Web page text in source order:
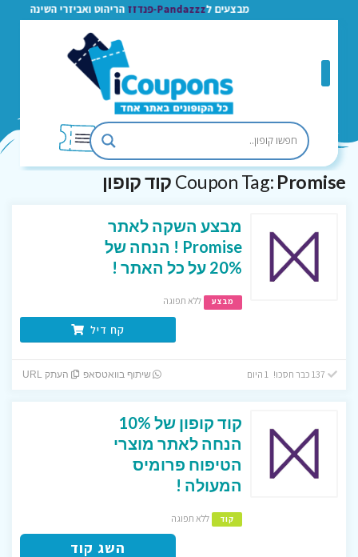
מבצעים ל Pandazzz-פנדזז הריהוט ואביזרי השינה
Coupon Tag: Promise קוד קופון
מבצע השקה לאתר
Promise ! הנחה של
20% על כל האתר !
מבצע ללא תפוגה
קח דיל
שיתוף בוואטסאפ העתק URL
קוד קופון של 10%
הנחה לאתר מוצרי
הטיפוח פרומיס
המעולה !
קוד ללא תפוגה
השג קוד